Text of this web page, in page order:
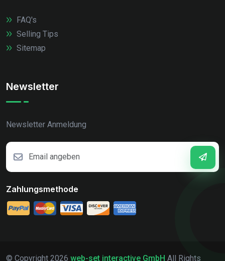
FAQ's
Selling Tips
Sitemap
Newsletter
Newsletter Anmeldung
Zahlungsmethode
© Copyright 2026 web-set interactive GmbH All Rights